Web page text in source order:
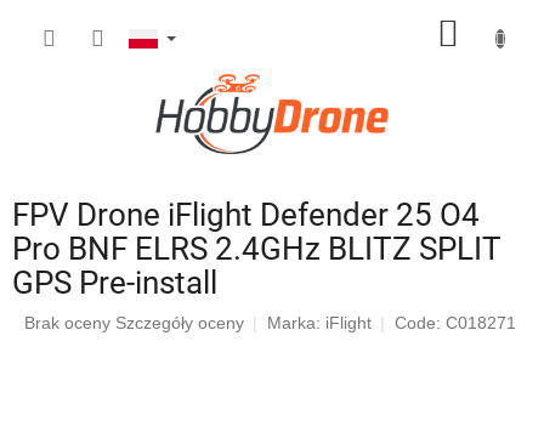
FPV Drone iFlight Defender 25 O4
Pro BNF ELRS 2.4GHz BLITZ SPLIT
GPS Pre-install
Średnia
Brak oceny Szczegóły oceny Marka: iFlight Code: C018271